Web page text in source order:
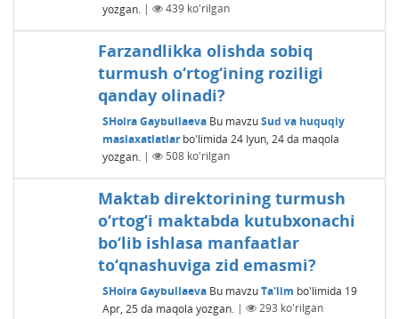
yozgan. | 439ko'rilgan
Farzandlikka olishda sobiq
turmush o‘rtog‘ining roziligi
qanday olinadi?
SHoira Gaybullaeva Bu mavzuSud va huquqiy
maslaxatlatlarbo'limida 24 Iyun, 24 da maqola
yozgan. | 508ko'rilgan
Maktab direktorining turmush
o‘rtog‘i maktabda kutubxonachi
bo‘lib ishlasa manfaatlar
to‘qnashuviga zid emasmi?
SHoira Gaybullaeva Bu mavzuTa'lim bo'limida 19
Apr, 25 da maqola yozgan. | 293 ko'rilgan